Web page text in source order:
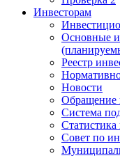
Инвесторам
Основные
Реестр
Новости
Обращение
Система
Статистика
Совет по